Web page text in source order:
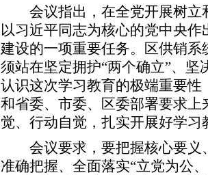
会议指出，在全党开展树立
以习近平同志为核心的党中央
建设的一项重要任务。区供销
须站在坚定拥护“两个确立”、坚
认识这次学习教育的极端重要
和省委、市委、区委部署要求
觉、行动自觉，扎实开展好学习
会议要求，要把握核心要义
准确把握、全面落实“立党为公